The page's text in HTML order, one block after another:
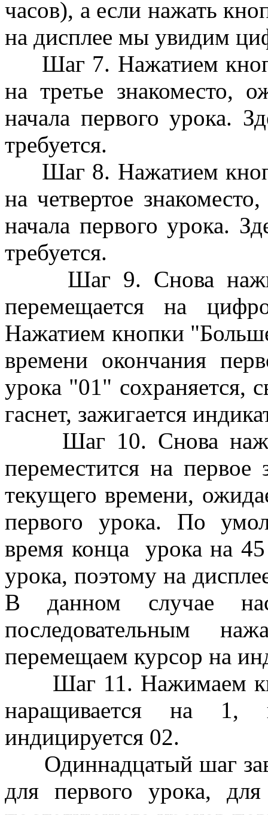
часов), а если нажать
на дисплее мы увидим
Шаг 7. Нажатием
на третье знакоместо,
начала первого урока.
требуется.
Шаг 8. Нажатием
на четвертое
начала первого урока.
требуется.
Шаг 9. Снова
перемещается на
Нажатием кнопки
времени окончания
урока "01" сохраняется,
гаснет, зажигается
Шаг 10. Снова
переместится на первое
текущего времени,
первого урока. По
время конца урока на
урока, поэтому на
В данном случае
последовательным
перемещаем курсор на
Шаг 11. Нажимаем
наращивается на 1,
индицируется 02.
Одиннадцатый шаг
для первого урока,